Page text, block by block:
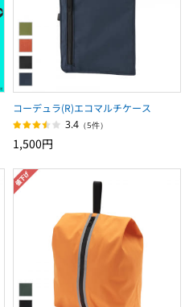
コーデュラ(R)エコマルチケース
3.4 （5件）
1,500円